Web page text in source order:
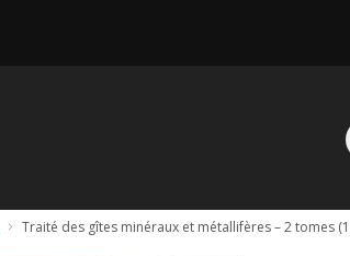
> Traité des gîtes minéraux et métallifères – 2 tomes